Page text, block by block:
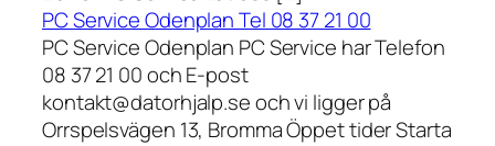
PC Service Odenplan Tel 08 37 21 00
PC Service Odenplan PC Service har Telefon
08 37 21 00 och E-post
kontakt@datorhjalp.se och vi ligger på
Orrspelsvägen 13, Bromma Öppet tider Starta